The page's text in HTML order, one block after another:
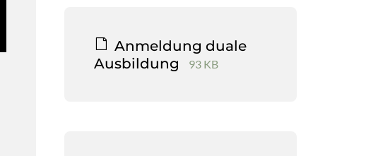
Anmeldung duale
Ausbildung
93 KB